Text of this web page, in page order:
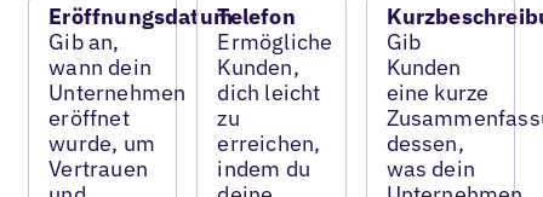
Eröffnungsdatum
Gib an,
wann dein
Unternehmen
eröffnet
wurde, um
Vertrauen
Telefon
Ermögliche
Kunden,
dich leicht
zu
erreichen,
indem du
Gib
Kunden
eine kurze
dessen,
was dein